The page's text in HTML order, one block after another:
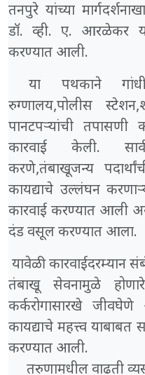
तनपुरे यांच्या
डॉ. व्ही. ए. आरळेकर
करण्यात आली.
या पथकाने
रुग्णालय,पोलीस
पानटपऱ्यांची
कारवाई केली.
करणे,तंबाखूजन्य
कायद्याचे उल्लंघन
कारवाई करण्यात आली
दंड वसूल करण्यात आला.
यावेळी कारवाईदरम्यान
तंबाखू सेवनामुळे
कर्करोगासारखे
कायद्याचे महत्त्व
करण्यात आली.
तरुणामधील वाढती